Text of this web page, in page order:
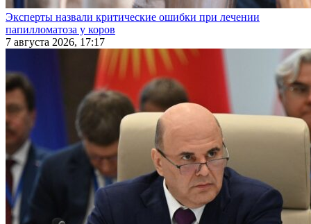
Эксперты назвали критические ошибки при лечении
папилломатоза у коров
7 августа 2026, 17:17